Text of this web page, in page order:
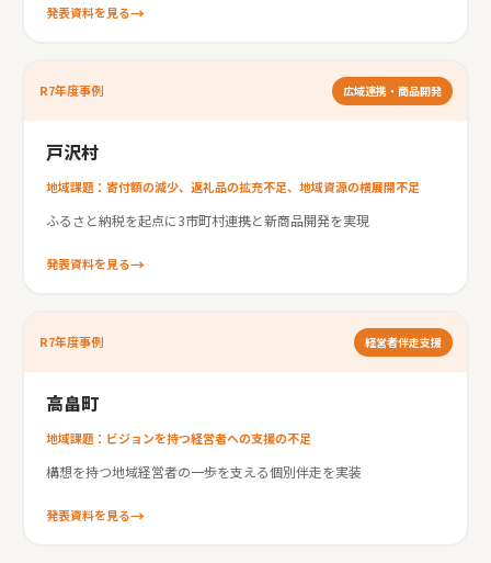
発表資料を見る
R7年度事例 広域連携・商品開発
戸沢村
地域課題：寄付額の減少、返礼品の拡充不足、地域資源の横展開不足
ふるさと納税を起点に3市町村連携と新商品開発を実現
発表資料を見る
R7年度事例 経営者伴走支援
高畠町
地域課題：ビジョンを持つ経営者への支援の不足
構想を持つ地域経営者の一歩を支える個別伴走を実装
発表資料を見る